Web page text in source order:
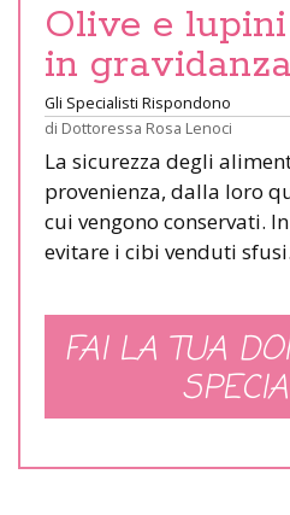
Olive e
in
Gli Specialisti Rispondono
di Dottoressa Rosa Lenoci
La sicurezza degli
provenienza, dalla loro
cui vengono conservati.
evitare i cibi venduti sfusi.
FAI LA TUA